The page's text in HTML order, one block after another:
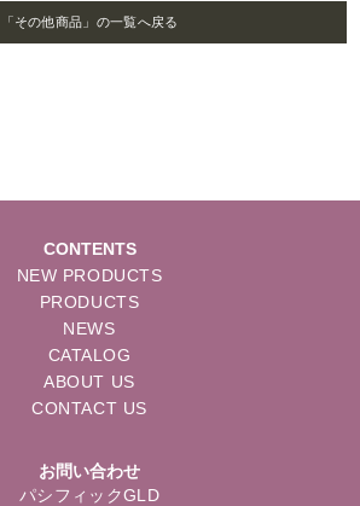
「その他商品」の一覧へ戻る
CONTENTS
NEW PRODUCTS
PRODUCTS
NEWS
CATALOG
ABOUT US
CONTACT US
お問い合わせ
パシフィックGLD